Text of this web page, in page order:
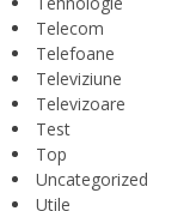
Telecom
Telefoane
Televiziune
Televizoare
Test
Top
Uncategorized
Utile